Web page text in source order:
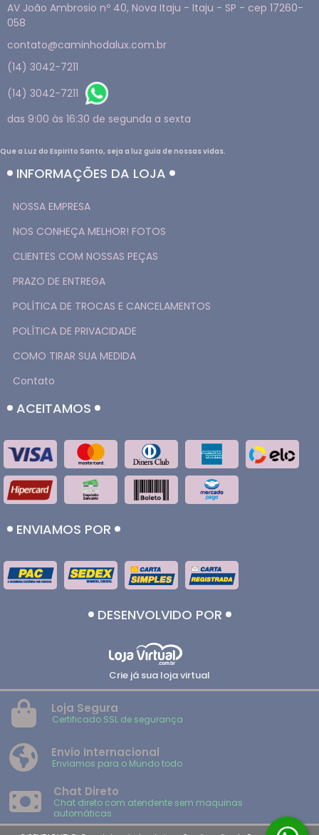
AV João Ambrosio nº 40, Nova Itaju - Itaju - SP - cep 17260-
058
contato@caminhodalux.com.br
(14) 3042-7211
(14) 3042-7211
das 9:00 às 16:30 de segunda a sexta
Que a Luz do Espirito Santo, seja a luz guia de nossas vidas.
INFORMAÇÕES DA LOJA
NOSSA EMPRESA
NOS CONHEÇA MELHOR! FOTOS
CLIENTES COM NOSSAS PEÇAS
PRAZO DE ENTREGA
POLÍTICA DE TROCAS E CANCELAMENTOS
POLÍTICA DE PRIVACIDADE
COMO TIRAR SUA MEDIDA
Contato
ACEITAMOS
ENVIAMOS POR
DESENVOLVIDO POR
Crie já sua loja virtual
Loja Segura
Certificado SSL de segurança
Envio Internacional
Enviamos para o Mundo todo
Chat Direto
Chat direto com atendente sem maquinas
automáticas